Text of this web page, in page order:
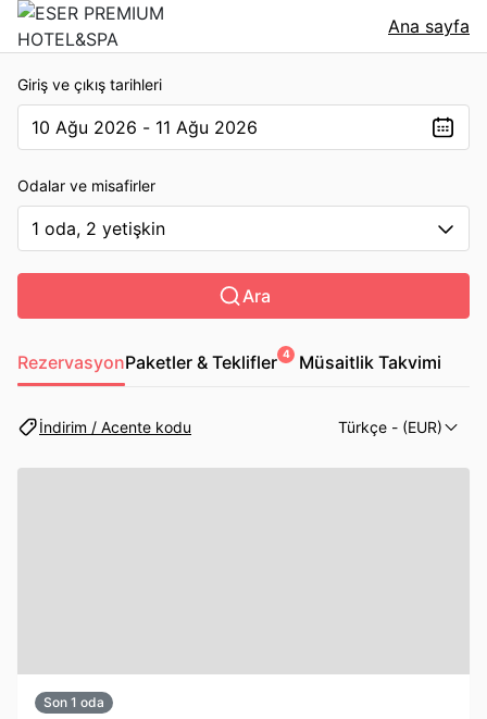
Ana sayfa
Giriş ve çıkış tarihleri
10 Ağu 2026 - 11 Ağu 2026
Odalar ve misafirler
1 oda, 2 yetişkin
Ara
RezervasyonPaketler & Teklifler4 Müsaitlik Takvimi
İndirim / Acente kodu Türkçe - (EUR)
Son 1 oda